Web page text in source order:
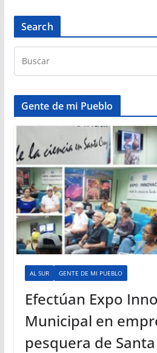
Search
Gente de mi Pueblo
AL SUR GENTE DE MI PUEBLO
Efectúan Expo
Municipal en
pesquera de